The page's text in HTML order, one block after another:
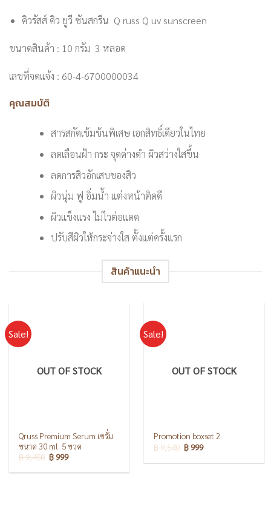
คิวรัสส์ คิว ยูวี ซันสกรีน Q russ Q uv sunscreen
ขนาดสินค้า : 10 กรัม 3 หลอด
เลขที่จดแจ้ง : 60-4-6700000034
คุณสมบัติ
สารสกัดเข้มข้นพิเศษ เอกสิทธิ์เดียวในไทย
ลดเลือนฝ้า กระ จุดด่างดำ ผิวสว่างใสขึ้น
ลดการสิวอักเสบของสิว
ผิวนุ่ม ฟู อิ่มน้ำ แต่งหน้าติดดี
ผิวแข็งแรง ไม่ไวต่อแดด
ปรับสีผิวให้กระจ่างใส ตั้งแต่ครั้งแรก
สินค้าแนะนำ
Sale!
OUT OF STOCK
Qruss Premium Serum เซรั่ม
ขนาด 30 ml. 5 ขวด
฿9,450 ฿999
Sale!
OUT OF STOCK
Promotion boxset 2
฿9,540 ฿999